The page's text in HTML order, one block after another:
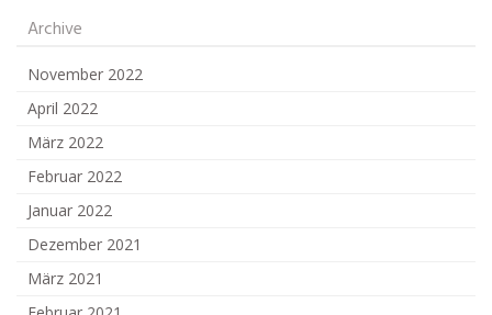
Archive
November 2022
April 2022
März 2022
Februar 2022
Januar 2022
Dezember 2021
März 2021